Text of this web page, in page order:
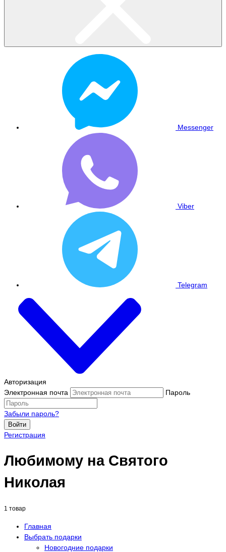
Messenger
Viber
Telegram
Авторизация
Электронная почта
Пароль
Забыли пароль?
Войти
Регистрация
Любимому на Святого
Николая
1 товар
Главная
Выбрать подарки
Новогодние подарки